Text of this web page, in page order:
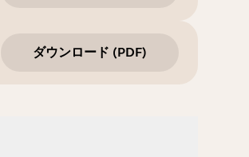
ダウンロード (PDF)